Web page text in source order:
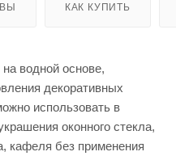
КАК КУПИТЬ
водной основе,
декоративных
использовать в
оконного стекла,
кафеля без применения